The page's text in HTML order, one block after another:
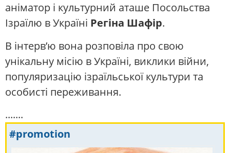
аніматор і культурний аташе Посольства
Ізраїлю в Україні Регіна Шафір.
В інтерв’ю вона розповіла про свою
унікальну місію в Україні, виклики війни,
популяризацію ізраїльської культури та
особисті переживання.
.......
#promotion